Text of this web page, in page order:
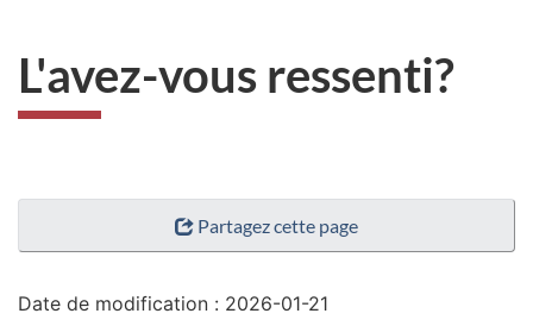
L'avez-vous ressenti?
"Détails
page"
Partagez cette page
Date de modification : 2026-01-21